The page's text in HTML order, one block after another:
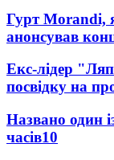
Гурт Morandi,
анонсував
Екс-лідер
посвідку на
Названо один
часів10